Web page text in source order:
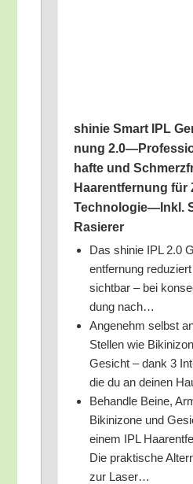
shi­nie Smart IPL
nung
haf­te und
Haar­ent­fer­nung für
Technologie—Inkl.
Rasierer
Das shi­nie IPL 2.0
ent­fer­nung
sicht­bar – bei
dung nach…
Ange­nehm selbst
Stel­len wie
Gesicht – dank 3
die du an dei­nen
Behand­le Bei­ne,
Biki­ni­zo­ne und
einem IPL
Die prak­ti­sche
zur Laser…